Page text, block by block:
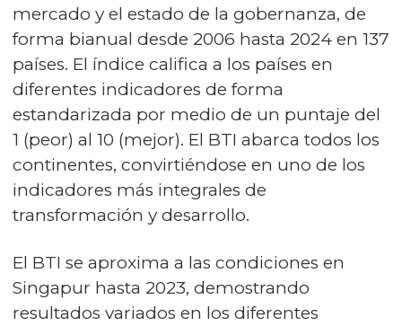
mercado y el estado de la gobernanza, de
forma bianual desde 2006 hasta 2024 en 137
países. El índice califica a los países en
diferentes indicadores de forma
estandarizada por medio de un puntaje del
1 (peor) al 10 (mejor). El BTI abarca todos los
continentes, convirtiéndose en uno de los
indicadores más integrales de
transformación y desarrollo.
El BTI se aproxima a las condiciones en
Singapur hasta 2023, demostrando
resultados variados en los diferentes